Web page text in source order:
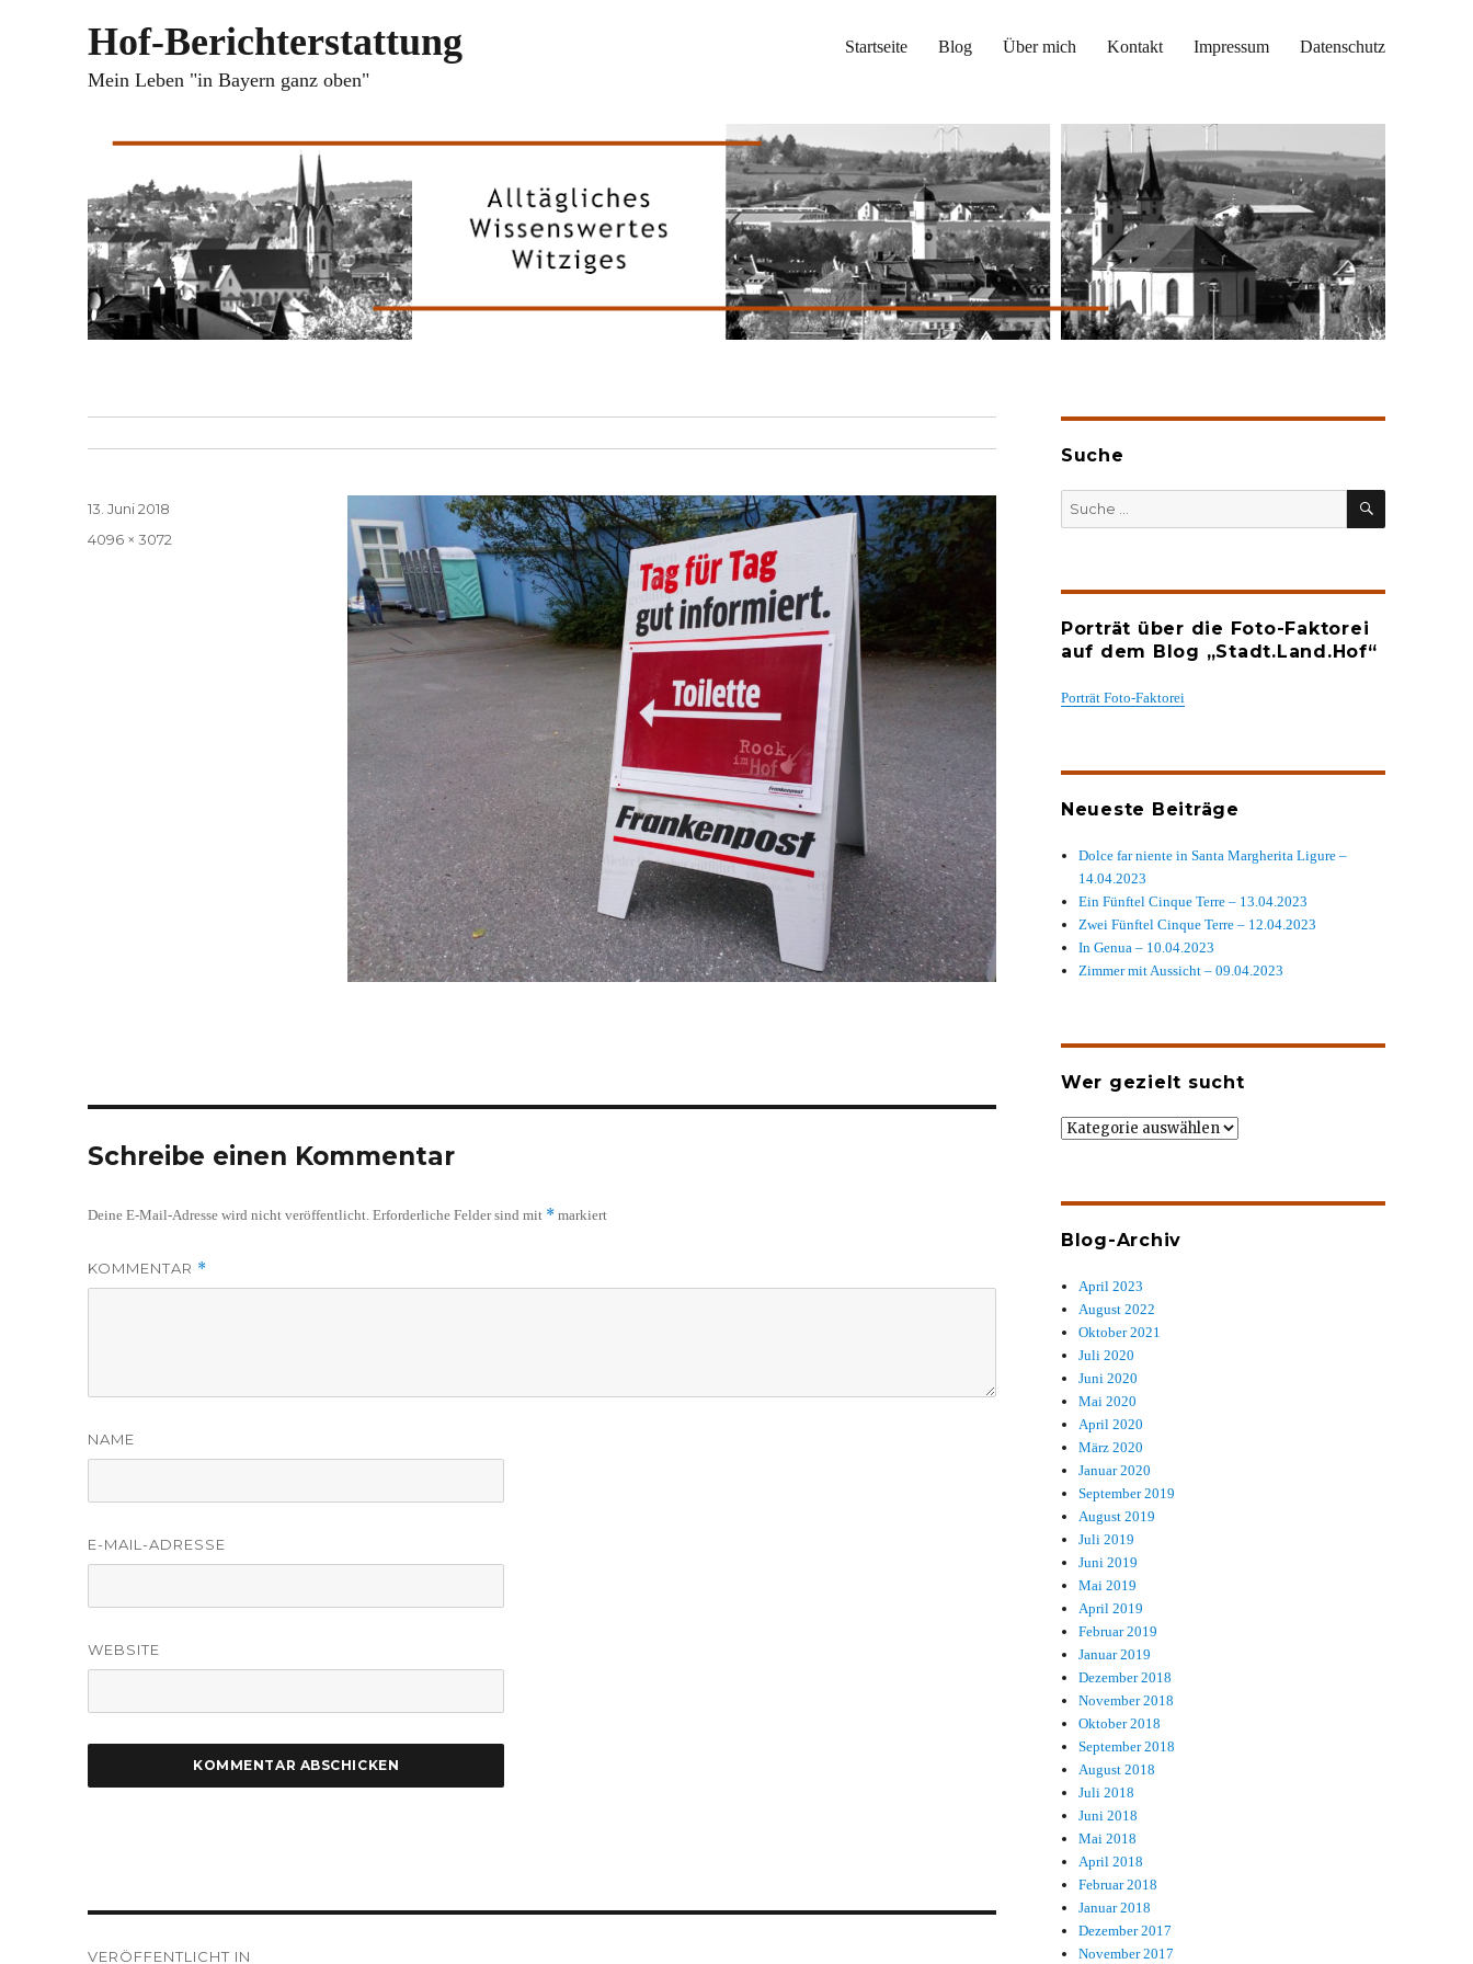
Hof-Berichterstattung
Mein Leben "in Bayern ganz oben"
Startseite Blog Über mich Kontakt Impressum Datenschutz
Veröffentlicht
13. Juni 2018
Volle
4096 × 3072
Schreibe einen Kommentar
Deine E-Mail-Adresse wird nicht veröffentlicht. Erforderliche Felder sind mit * markiert
KOMMENTAR *
NAME
E-MAIL-ADRESSE
WEBSITE
VERÖFFENTLICHT IN
Suche
SUCHEN
Porträt über die Foto-Faktorei
auf dem Blog „Stadt.Land.Hof“
Porträt Foto-Faktorei
Neueste Beiträge
Dolce far niente in Santa Margherita Ligure –
14.04.2023
Ein Fünftel Cinque Terre – 13.04.2023
Zwei Fünftel Cinque Terre – 12.04.2023
In Genua – 10.04.2023
Zimmer mit Aussicht – 09.04.2023
Wer gezielt sucht
Wer
Blog-Archiv
April 2023
August 2022
Oktober 2021
Juli 2020
Juni 2020
Mai 2020
April 2020
März 2020
Januar 2020
September 2019
August 2019
Juli 2019
Juni 2019
Mai 2019
April 2019
Februar 2019
Januar 2019
Dezember 2018
November 2018
Oktober 2018
September 2018
August 2018
Juli 2018
Juni 2018
Mai 2018
April 2018
Februar 2018
Januar 2018
Dezember 2017
November 2017